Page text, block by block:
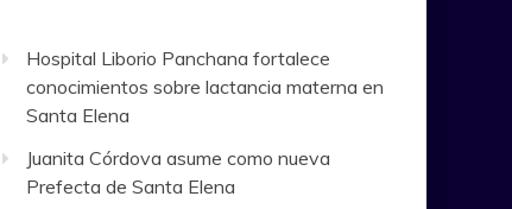
Hospital Liborio Panchana fortalece
conocimientos sobre lactancia materna en
Santa Elena
Juanita Córdova asume como nueva
Prefecta de Santa Elena